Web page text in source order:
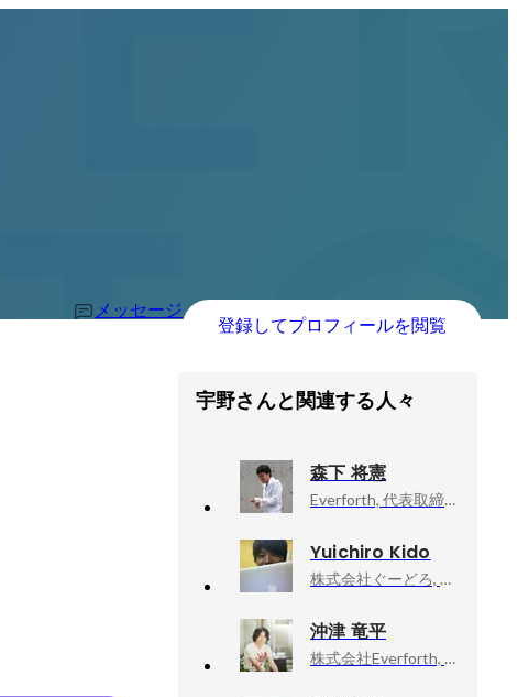
メッセージ
登録してプロフィールを閲覧
宇野さんと関連する人々
森下 将憲
Everforth, 代表取締役 CEO
Yuichiro Kido
株式会社ぐーどろ, マーケティング部
沖津 竜平
株式会社Everforth, CCO